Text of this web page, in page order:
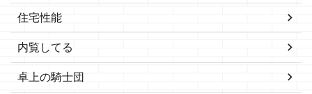
住宅性能
内覧してる
卓上の騎士団